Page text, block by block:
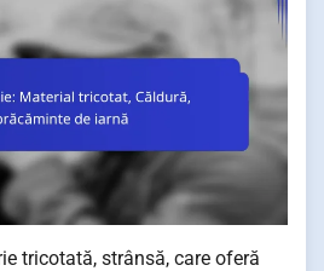
tricotată, strânsă, care oferă